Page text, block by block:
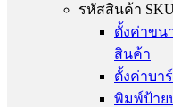
รหัสสินค้า
ตั้งค่าขน
สินค้า
ตั้งค่าบา
พิมพ์ป้าย